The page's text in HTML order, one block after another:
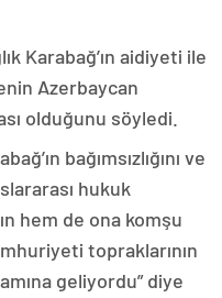
Karabağ’ın aidiyeti ile
Azerbaycan
olduğunu söyledi.
bağımsızlığını ve
hukuk
hem de ona komşu
topraklarının
geliyordu” diye